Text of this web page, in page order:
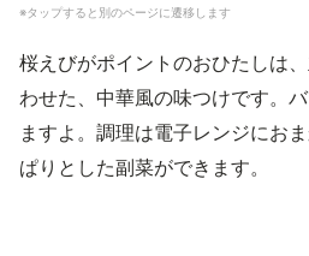
※タップすると別のページに遷移します
桜えびがポイントのおひたしは
わせた、中華風の味つけです。
ますよ。調理は電子レンジにお
ぱりとした副菜ができます。